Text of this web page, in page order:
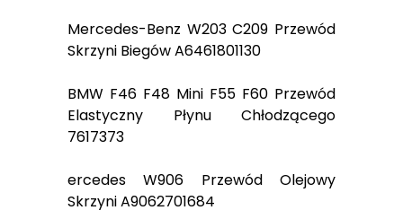
Mercedes-Benz W203 C209 Przewód
Skrzyni Biegów A6461801130
BMW F46 F48 Mini F55 F60 Przewód
Elastyczny Płynu Chłodzącego
7617373
ercedes W906 Przewód Olejowy
Skrzyni A9062701684